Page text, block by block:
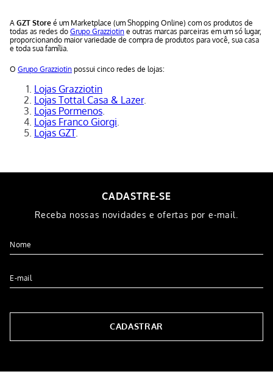
A GZT Store é um Marketplace (um Shopping Online) com os produtos de
todas as redes do Grupo Grazziotin e outras marcas parceiras em um só lugar,
proporcionando maior variedade de compra de produtos para você, sua casa
e toda sua família.
O Grupo Grazziotin possui cinco redes de lojas:
Lojas Grazziotin
Lojas Tottal Casa & Lazer.
Lojas Pormenos
Lojas Franco Giorgi
Lojas GZT.
CADASTRE-SE
Receba nossas novidades e ofertas por e-mail.
CADASTRAR